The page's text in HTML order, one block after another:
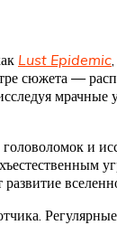
Lust Epidemic
сюжета —
мрачные
и